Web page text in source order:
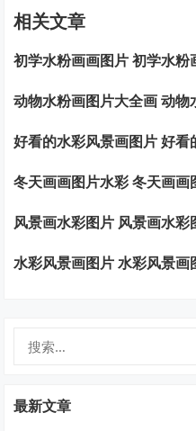
相关文章
初学水粉画画图片 初学水粉
动物水粉画图片大全画 动
好看的水彩风景画图片 好
冬天画画图片水彩 冬天画画
风景画水彩图片 风景画水彩
水彩风景画图片 水彩风景画
最新文章